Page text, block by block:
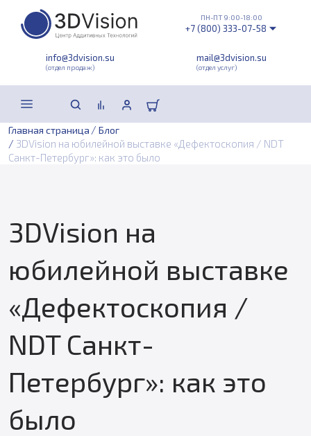
info@3dvision.su
(отдел продаж)
mail@3dvision.su
(отдел услуг)
ПН-ПТ 9:00-18:00
+7 (800) 333-07-58
Главная страница / Блог
/ 3DVision на юбилейной выставке «Дефектоскопия / NDT
Санкт-Петербург»: как это было
3DVision на
юбилейной выставке
«Дефектоскопия /
NDT Санкт-
Петербург»: как это
было